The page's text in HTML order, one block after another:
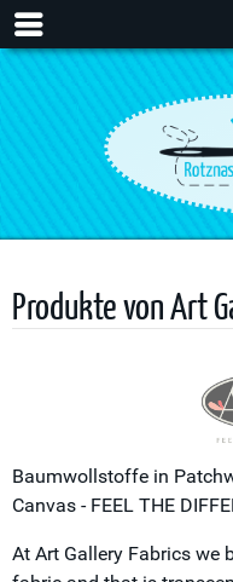
Produkte von Art
Baumwollstoffe in
Canvas - FEEL THE
At Art Gallery Fabrics we